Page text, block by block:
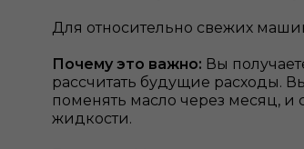
Для относительно свежих
Почему это важно: Вы
рассчитать будущие расходы.
поменять масло через месяц, и
жидкости.